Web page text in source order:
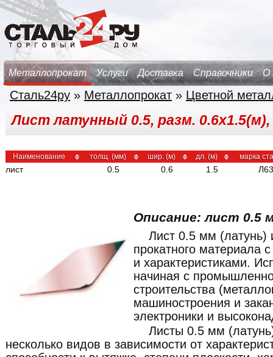
Металлопрокат Услуги Доставка Справочники О
Сталь24ру » Металлопрокат » Цветной
Лист латунный 0.5, разм.
Наименование толщ. (мм) шир. (м) дл. (м) марка
лист 0.5 0.6 1.5 Л63
Описание: лист 0.5
Лист 0.5 мм (латунь)
прокатного материала
и характеристиками.
начиная с
строительства
машиностроения и
электроники и
Листы 0.5 мм
несколько видов в зависимости от